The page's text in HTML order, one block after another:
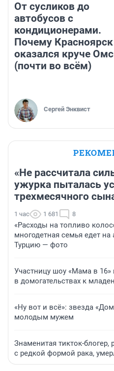
От сусликов до
автобусов с
кондиционерами.
Почему Красноярск
оказался круче
(почти во всём)
Сергей Энквист
«Не рассчитала
ужурка пыталась
трехмесячного
1 час 1 681 8
«Расходы на топливо
многодетная семья едет
Турцию — фото
Участницу шоу «Мама в 16»
в домогательствах к
«Ну вот и всё»: звезда
молодым мужем
Знаменитая тикток-
с редкой формой рака,